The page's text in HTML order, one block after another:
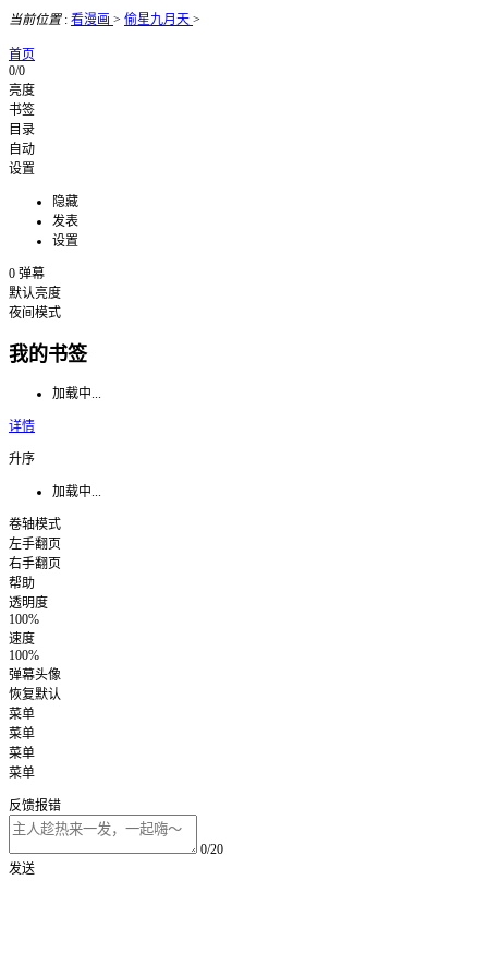
当前位置: 看漫画 > 偷星九月天 >
首页
0/0
亮度
书签
目录
自动
设置
隐藏
发表
设置
0 弹幕
默认亮度
夜间模式
我的书签
加载中...
详情
升序
加载中...
卷轴模式
左手翻页
右手翻页
帮助
透明度
100%
速度
100%
弹幕头像
恢复默认
菜单
菜单
菜单
菜单
反馈报错
0/20
发送